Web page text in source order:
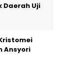
Daerah Uji
Ansyori